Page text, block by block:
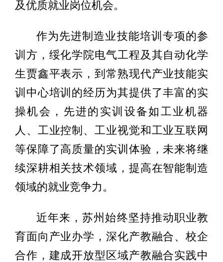
及优质就业岗位机会。
作为先进制造业技能培训专项的参
训方，绥化学院电气工程及其自动化学
生贾鑫平表示，到常熟现代产业技能实
训中心培训的经历为其提供了丰富的实
操机会，先进的实训设备如工业机器
人、工业控制、工业视觉和工业互联网
等保障了高质量的实训体验，未来将继
续深耕相关技术领域，提高在智能制造
领域的就业竞争力。
近年来，苏州始终坚持推动职业教
育面向产业办学，深化产教融合、校企
合作，建成开放型区域产教融合实践中